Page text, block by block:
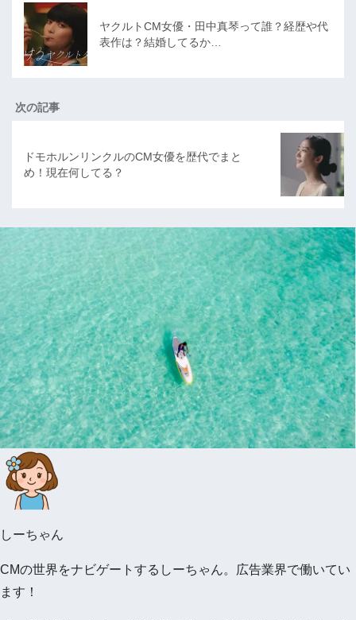
ヤクルトCM女優・田中真琴って誰？経歴や代
表作は？結婚してるか…
次の記事
ドモホルンリンクルのCM女優を歴代でまと
め！現在何してる？
しーちゃん
CMの世界をナビゲートするしーちゃん。広告業界で働いてい
ます！